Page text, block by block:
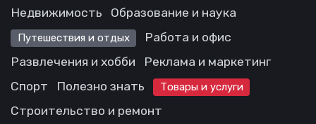
Недвижимость Образование и наука
Путешествия и отдых
Работа и офис
Развлечения и хобби
Реклама и маркетинг
Спорт
Полезно знать Товары и услуги
Строительство и ремонт